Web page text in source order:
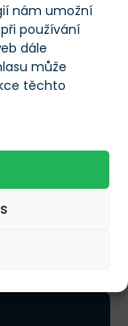
nám umožní
používání
dále
může
těchto
jak silný je
dál
se z
zajímavá
aby vydělával,